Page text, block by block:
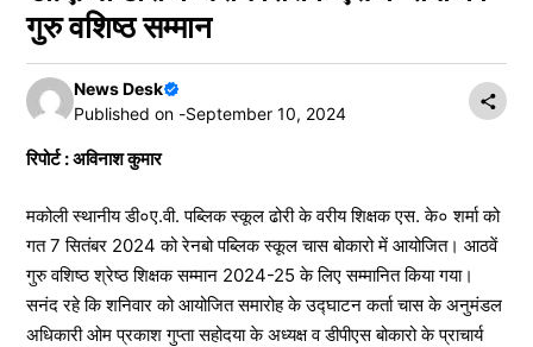
गुरु वशिष्ठ सम्मान
News Desk
Published on -September 10, 2024
रिपोर्ट : अविनाश कुमार
मकोली स्थानीय डी०ए.वी. पब्लिक स्कूल ढोरी के वरीय शिक्षक एस. के० शर्मा को
गत 7 सितंबर 2024 को रेनबो पब्लिक स्कूल चास बोकारो में आयोजित। आठवें
गुरु वशिष्ठ श्रेष्ठ शिक्षक सम्मान 2024-25 के लिए सम्मानित किया गया।
सनंद रहे कि शनिवार को आयोजित समारोह के उद्घाटन कर्ता चास के अनुमंडल
अधिकारी ओम प्रकाश गुप्ता सहोदया के अध्यक्ष व डीपीएस बोकारो के प्राचार्य